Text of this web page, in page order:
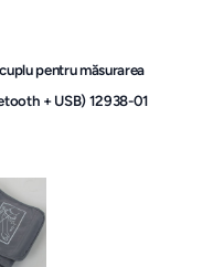
pentru măsurarea
+ USB) 12938-01